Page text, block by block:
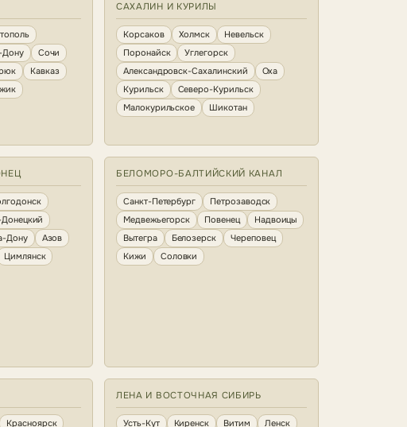
Дону
Сочи
Кавказ
САХАЛИН И КУРИЛЫ
Корсаков Холмск
Невельск
Поронайск
Углегорск
Александровск-Сахалинский
Оха
Курильск
Северо-Курильск
Малокурильское
Шикотан
Донецкий
Дону
Азов
Цимлянск
БЕЛОМОРО-БАЛТИЙСКИЙ КАНАЛ
Санкт-Петербург
Петрозаводск
Медвежьегорск
Повенец
Надвоицы
Вытегра
Белозерск
Череповец
Кижи
Соловки
Красноярск
ЛЕНА И ВОСТОЧНАЯ СИБИРЬ
Усть-Кут Киренск Витим
Ленск